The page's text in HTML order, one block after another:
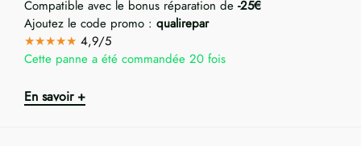
Compatible avec le bonus réparation de -25€
Ajoutez le code promo : qualirepar
★★★★★ 4,9/5
Cette panne a été commandée 20 fois
En savoir +